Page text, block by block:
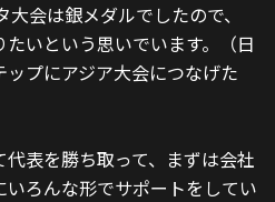
会は銀メダルでしたので、
いという思いでいます。（日
プにアジア大会につなげた
表を勝ち取って、まずは会社
ろんな形でサポートをしてい